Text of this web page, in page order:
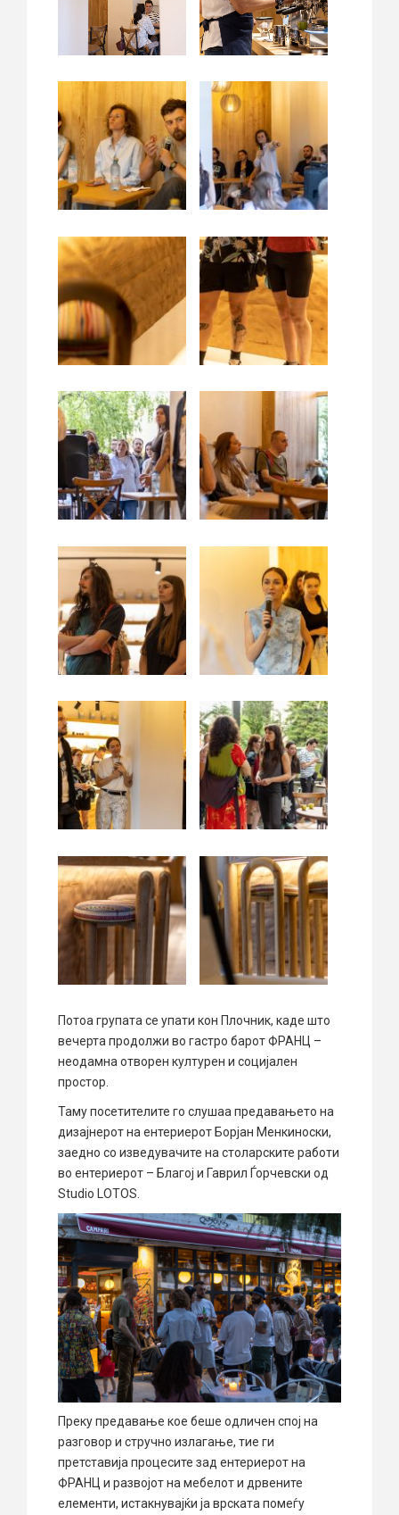
Потоа групата се упати кон Плочник, каде што
вечерта продолжи во гастро барот ФРАНЦ –
неодамна отворен културен и социјален
простор.
Таму посетителите го слушаа предавањето на
дизајнерот на ентериерот Борјан Менкиноски,
заедно со изведувачите на столарските работи
во ентериерот – Благој и Гаврил Ѓорчевски од
Studio LOTOS.
Преку предавање кое беше одличен спој на
разговор и стручно излагање, тие ги
претставија процесите зад ентериерот на
ФРАНЦ и развојот на мебелот и дрвените
елементи, истакнувајќи ја врската помеѓу